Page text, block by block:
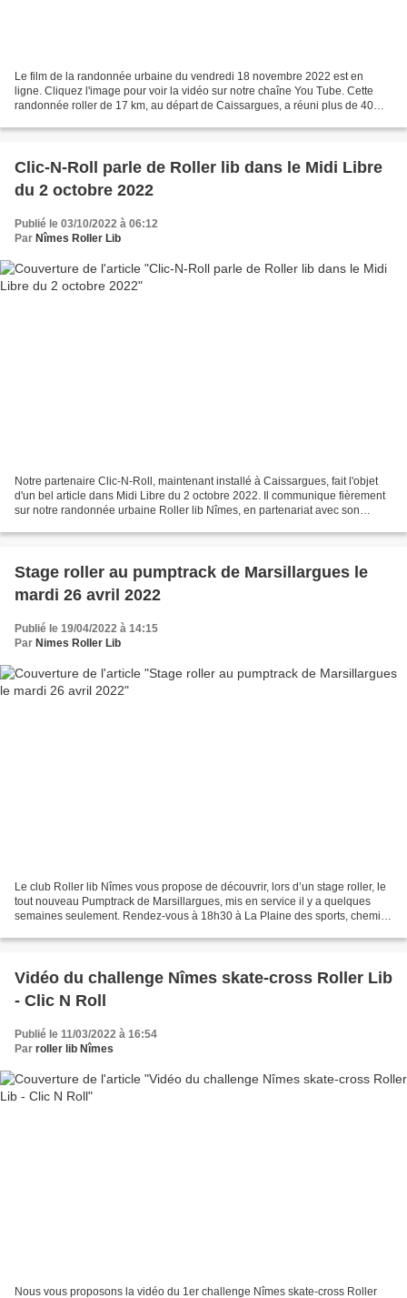
Le film de la randonnée urbaine du vendredi 18 novembre 2022 est en
ligne. Cliquez l'image pour voir la vidéo sur notre chaîne You Tube. Cette
randonnée roller de 17 km, au départ de Caissargues, a réuni plus de 40
Clic-N-Roll parle de Roller lib dans le Midi Libre
du 2 octobre 2022
Publié le 03/10/2022 à 06:12
Par Nîmes Roller Lib
Notre partenaire Clic-N-Roll, maintenant installé à Caissargues, fait l'objet
d'un bel article dans Midi Libre du 2 octobre 2022. Il communique fièrement
sur notre randonnée urbaine Roller lib Nîmes, en partenariat avec son
Stage roller au pumptrack de Marsillargues le
mardi 26 avril 2022
Publié le 19/04/2022 à 14:15
Par Nimes Roller Lib
Le club Roller lib Nîmes vous propose de découvrir, lors d’un stage roller, le
tout nouveau Pumptrack de Marsillargues, mis en service il y a quelques
semaines seulement. Rendez-vous à 18h30 à La Plaine des sports, chemin
Vidéo du challenge Nîmes skate-cross Roller Lib
- Clic N Roll
Publié le 11/03/2022 à 16:54
Par roller lib Nîmes
Nous vous proposons la vidéo du 1er challenge Nîmes skate-cross Roller